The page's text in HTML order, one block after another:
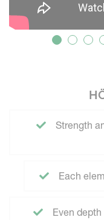
Strength
Each
Even